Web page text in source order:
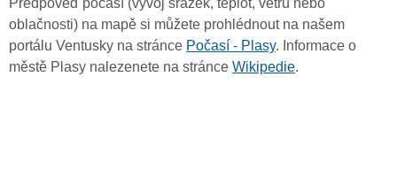
Předpověď počasí (vývoj srážek, teplot, větru nebo
oblačnosti) na mapě si můžete prohlédnout na našem
portálu Ventusky na stránce Počasí - Plasy. Informace o
městě Plasy nalezenete na stránce Wikipedie.